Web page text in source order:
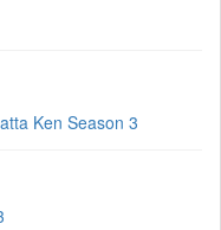
Ken Season 3